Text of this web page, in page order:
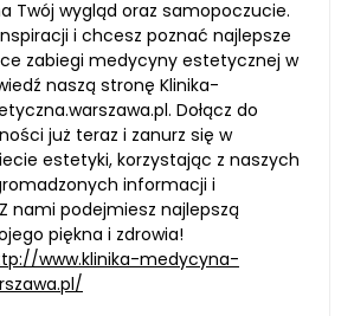
Twój wygląd oraz samopoczucie.
i chcesz poznać najlepsze
zabiegi medycyny estetycznej w
naszą stronę Klinika-
Dołącz do
już teraz i zanurz się w
estetyki, korzystając z naszych
informacji i
nami podejmiesz najlepszą
piękna i zdrowia!
www.klinika-medycyna-